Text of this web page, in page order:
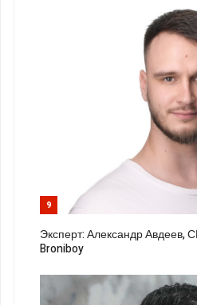
9
Эксперт: Александр Авдеев,
Broniboy